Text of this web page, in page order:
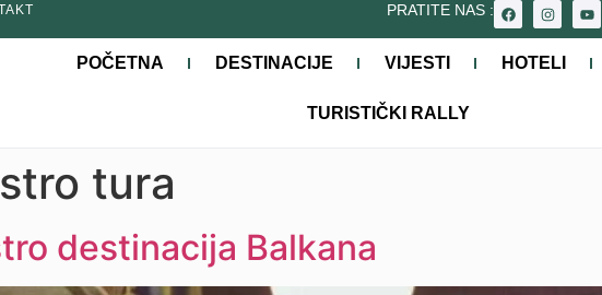
PRATITE NAS :
POČETNA DESTINACIJE VIJESTI HOTELI
TURISTIČKI RALLY
tura
destinacija Balkana